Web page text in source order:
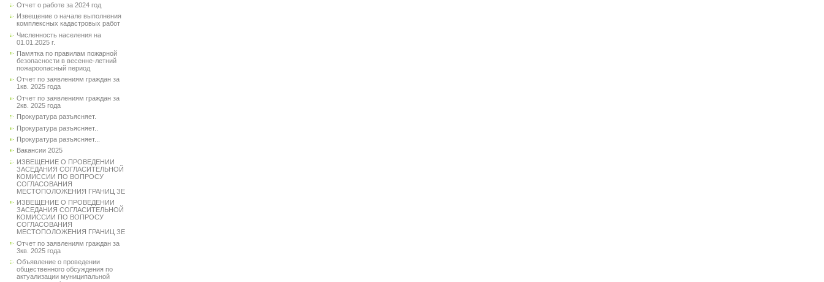
Отчет о работе за 2024 год
Извещение о начале выполнения
комплексных кадастровых работ
Численность населения на
01.01.2025 г.
Памятка по правилам пожарной
безопасности в весенне-летний
пожароопасный период
Отчет по заявлениям граждан за
1кв. 2025 года
Отчет по заявлениям граждан за
2кв. 2025 года
Прокуратура разъясняет.
Прокуратура разъясняет..
Прокуратура разъясняет...
Вакансии 2025
ИЗВЕЩЕНИЕ О ПРОВЕДЕНИИ
ЗАСЕДАНИЯ СОГЛАСИТЕЛЬНОЙ
КОМИССИИ ПО ВОПРОСУ
СОГЛАСОВАНИЯ
МЕСТОПОЛОЖЕНИЯ ГРАНИЦ ЗЕ
ИЗВЕЩЕНИЕ О ПРОВЕДЕНИИ
ЗАСЕДАНИЯ СОГЛАСИТЕЛЬНОЙ
КОМИССИИ ПО ВОПРОСУ
СОГЛАСОВАНИЯ
МЕСТОПОЛОЖЕНИЯ ГРАНИЦ ЗЕ
Отчет по заявлениям граждан за
3кв. 2025 года
Объявление о проведении
общественного обсуждения по
актуализации муниципальной